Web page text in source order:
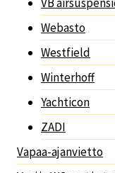
Webasto
Westfield
Winterhoff
Yachticon
ZADI
Vapaa-ajanvietto